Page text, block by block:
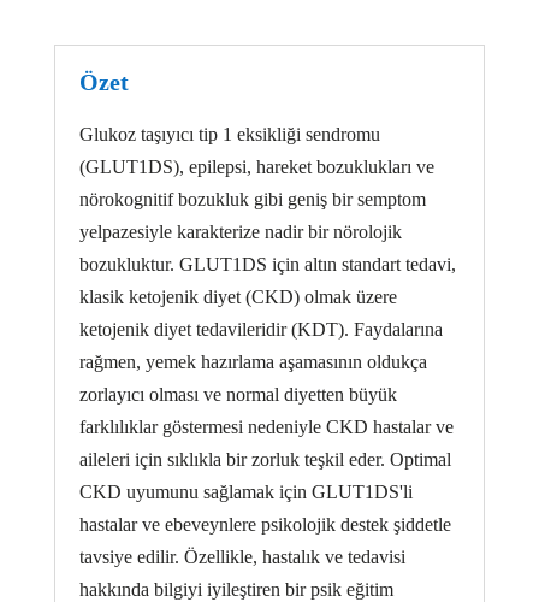
Özet
Glukoz taşıyıcı tip 1 eksikliği sendromu
(GLUT1DS), epilepsi, hareket bozuklukları ve
nörokognitif bozukluk gibi geniş bir semptom
yelpazesiyle karakterize nadir bir nörolojik
bozukluktur. GLUT1DS için altın standart tedavi,
klasik ketojenik diyet (CKD) olmak üzere
ketojenik diyet tedavileridir (KDT). Faydalarına
rağmen, yemek hazırlama aşamasının oldukça
zorlayıcı olması ve normal diyetten büyük
farklılıklar göstermesi nedeniyle CKD hastalar ve
aileleri için sıklıkla bir zorluk teşkil eder. Optimal
CKD uyumunu sağlamak için GLUT1DS'li
hastalar ve ebeveynlere psikolojik destek şiddetle
tavsiye edilir. Özellikle, hastalık ve tedavisi
hakkında bilgiyi iyileştiren bir psik eğitim